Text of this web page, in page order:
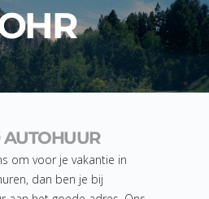
om voor je vakantie in
dan ben je bij